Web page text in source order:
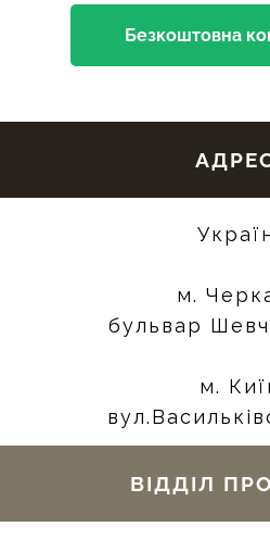
Безкоштовна
м.
бульвар
м.
ВІДДІЛ